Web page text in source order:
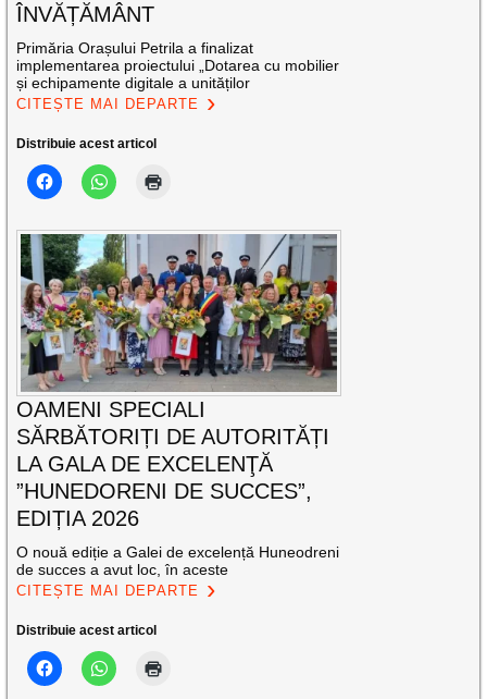
ÎNVĂȚĂMÂNT
Primăria Orașului Petrila a finalizat
implementarea proiectului „Dotarea cu mobilier
și echipamente digitale a unităților
CITEȘTE MAI DEPARTE
Distribuie acest articol
OAMENI SPECIALI
SĂRBĂTORIȚI DE AUTORITĂȚI
LA GALA DE EXCELENŢĂ
”HUNEDORENI DE SUCCES”,
EDIȚIA 2026
O nouă ediție a Galei de excelență Huneodreni
de succes a avut loc, în aceste
CITEȘTE MAI DEPARTE
Distribuie acest articol